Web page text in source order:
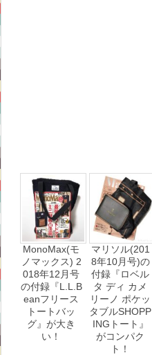
MonoMax(モ
ノマックス) 2
018年12月号
の付録『L.L.B
eanフリース
トートバッ
グ』が大き
い！
マリソル(201
8年10月号)の
付録『ロベル
タ ディ カメ
リーノ ポケッ
タブルSHOPP
INGトート』
がコンパク
ト！